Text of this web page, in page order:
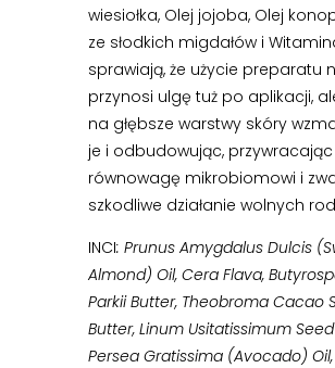
wiesiołka, Olej jojoba, Olej
ze słodkich migdałów i
sprawiają, że użycie preparatu
przynosi ulgę tuż po aplikacji,
na głębsze warstwy skóry
je i odbudowując, przywracając
równowagę mikrobiomowi i
szkodliwe działanie wolnych
INCI: Prunus Amygdalus Dulcis
Almond) Oil, Cera Flava,
Parkii Butter, Theobroma Cacao
Butter, Linum Usitatissimum Seed
Persea Gratissima (Avocado) Oil,